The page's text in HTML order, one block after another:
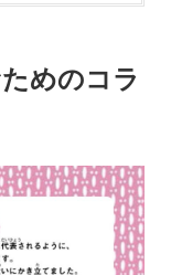
めのコラ